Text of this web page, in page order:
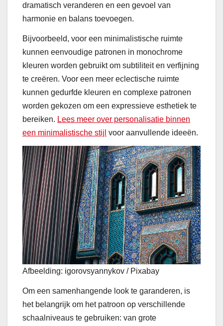
dramatisch veranderen en een gevoel van
harmonie en balans toevoegen.
Bijvoorbeeld, voor een minimalistische ruimte
kunnen eenvoudige patronen in monochrome
kleuren worden gebruikt om subtiliteit en verfijning
te creëren. Voor een meer eclectische ruimte
kunnen gedurfde kleuren en complexe patronen
worden gekozen om een expressieve esthetiek te
bereiken. Lees meer over personalisatie binnen
een minimalistische stijl voor aanvullende ideeën.
Afbeelding: igorovsyannykov / Pixabay
Om een samenhangende look te garanderen, is
het belangrijk om het patroon op verschillende
schaalniveaus te gebruiken: van grote